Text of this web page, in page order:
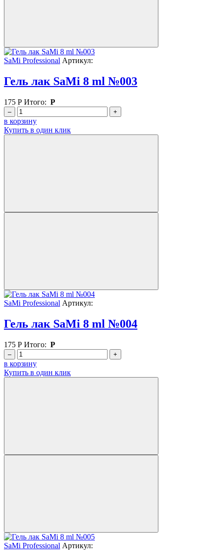
SaMi Professional Артикул:
Гель лак SaMi 8 ml №003
175 Р Итого: Р
– +
в корзину
Купить в один клик
SaMi Professional Артикул:
Гель лак SaMi 8 ml №004
175 Р Итого: Р
– +
в корзину
Купить в один клик
SaMi Professional Артикул: